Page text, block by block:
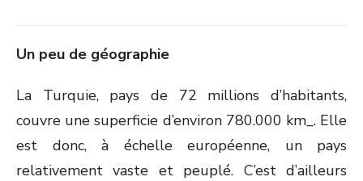
Un peu de géographie
La Turquie, pays de 72 millions d’habitants,
couvre une superficie d’environ 780.000 km_. Elle
est donc, à échelle européenne, un pays
relativement vaste et peuplé. C’est d’ailleurs